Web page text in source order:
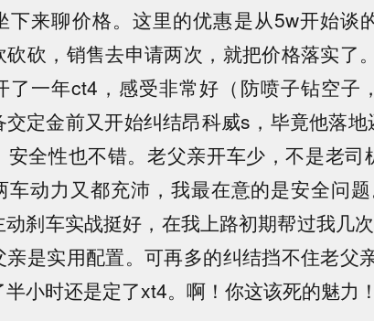
下来聊价格。这里的优惠是从5w开始谈
砍砍，销售去申请两次，就把价格落实了
了一年ct4，感受非常好（防喷子钻空子
交定金前又开始纠结昂科威s，毕竟他落
安全性也不错。老父亲开车少，不是老司
车动力又都充沛，我最在意的是安全问
动刹车实战挺好，在我上路初期帮过我几
亲是实用配置。可再多的纠结挡不住老父
小时还是定了xt4。啊！你这该死的魅力！